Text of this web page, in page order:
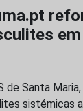
de Santa
sistémicas